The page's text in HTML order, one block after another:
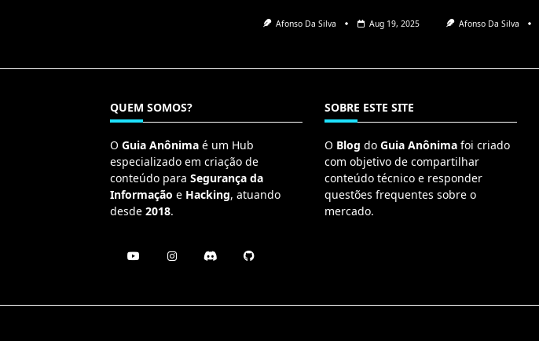
Afonso Da Silva Aug 19, 2025 Afonso Da Silva
QUEM SOMOS?
O Guia Anônima é um Hub
especializado em criação de
conteúdo para Segurança da
Informação e Hacking, atuando
desde 2018.
SOBRE ESTE SITE
O Blog do Guia Anônima foi criado
com objetivo de compartilhar
conteúdo técnico e responder
questões frequentes sobre o
mercado.